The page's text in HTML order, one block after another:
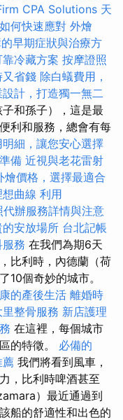
CPA Solutions 天
何快速應對 外燴
早期症狀與治療方
冷藏方案 按摩證照
又省錢 除白蟻費用，
設計，打造獨一無二
和孫子），這是最
利和服務，總會有每
細，讓您安心選擇
備 近視與老花雷射
價格，選擇最適合
曲線 利用
代辦服務詳情與注意
安放場所 台北記帳
務 在我們為期6天
比利時，內德蘭（荷
10個奇妙的城市。
的產後生活 離婚時
里整骨服務 新店護理
在這裡，每個城市
的特徵。 必備的
薦 我們將看到風車，
，比利時啤酒甚至
）最近通過到
船的舒適性和出色的